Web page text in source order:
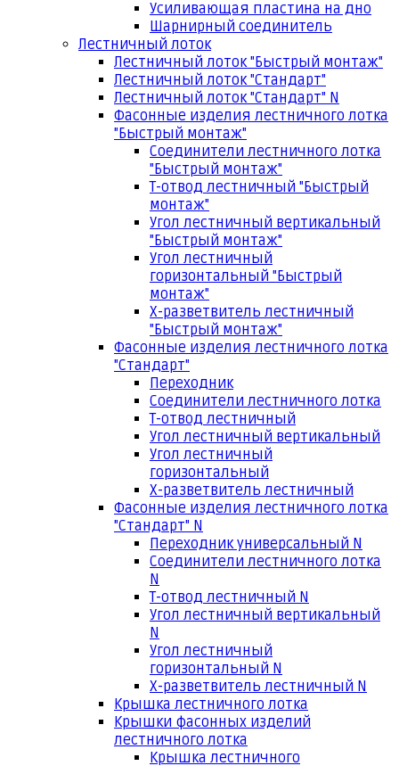
Усиливающая пластина на дно
Шарнирный соединитель
Лестничный лоток
Лестничный лоток "Быстрый монтаж"
Лестничный лоток "Стандарт"
Лестничный лоток "Стандарт" N
Фасонные изделия лестничного лотка
"Быстрый монтаж"
Соединители лестничного лотка
"Быстрый монтаж"
Т-отвод лестничный "Быстрый
монтаж"
Угол лестничный вертикальный
"Быстрый монтаж"
Угол лестничный
горизонтальный "Быстрый
монтаж"
Х-разветвитель лестничный
"Быстрый монтаж"
Фасонные изделия лестничного лотка
"Стандарт"
Переходник
Соединители лестничного лотка
Т-отвод лестничный
Угол лестничный вертикальный
Угол лестничный
горизонтальный
Х-разветвитель лестничный
Фасонные изделия лестничного лотка
"Стандарт" N
Переходник универсальный N
Соединители лестничного лотка
N
Т-отвод лестничный N
Угол лестничный вертикальный
N
Угол лестничный
горизонтальный N
Х-разветвитель лестничный N
Крышка лестничного лотка
Крышки фасонных изделий
лестничного лотка
Крышка лестничного